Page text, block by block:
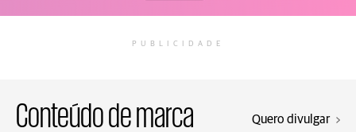
PUBLICIDADE
Conteúdo de marca Quero divulgar